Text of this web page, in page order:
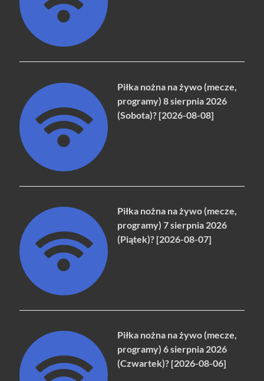
Piłka nożna na żywo (mecze,
programy) 8 sierpnia 2026
(Sobota)? [2026-08-08]
Piłka nożna na żywo (mecze,
programy) 7 sierpnia 2026
(Piątek)? [2026-08-07]
Piłka nożna na żywo (mecze,
programy) 6 sierpnia 2026
(Czwartek)? [2026-08-06]